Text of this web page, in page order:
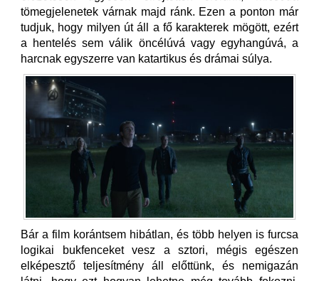
tömegjelenetek várnak majd ránk. Ezen a ponton már
tudjuk, hogy milyen út áll a fő karakterek mögött, ezért
a hentelés sem válik öncélúvá vagy egyhangúvá, a
harcnak egyszerre van katartikus és drámai súlya.
Bár a film korántsem hibátlan, és több helyen is furcsa
logikai bukfenceket vesz a sztori, mégis egészen
elképesztő teljesítmény áll előttünk, és nemigazán